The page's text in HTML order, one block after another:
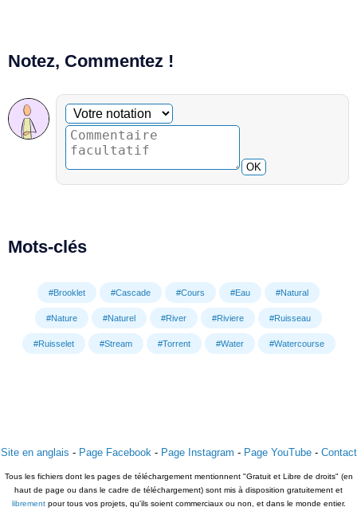
Notez, Commentez !
Commentaire facultatif
Votre notation
OK
Mots-clés
#Brooklet #Cascade #Cours #Eau #Natural
#Nature #Naturel #River #Riviere #Ruisseau
#Ruisselet #Stream #Torrent #Water #Watercourse
Site en anglais - Page Facebook - Page Instagram - Page YouTube- Contact
Tous les fichiers dont les pages de téléchargement mentionnent "Gratuit et Libre de droits" (en
haut de page ou dans le cadre de téléchargement) sont mis à disposition gratuitement et
librementpour tous vos projets, qu'ils soient commerciaux ou non, et dans le monde entier.